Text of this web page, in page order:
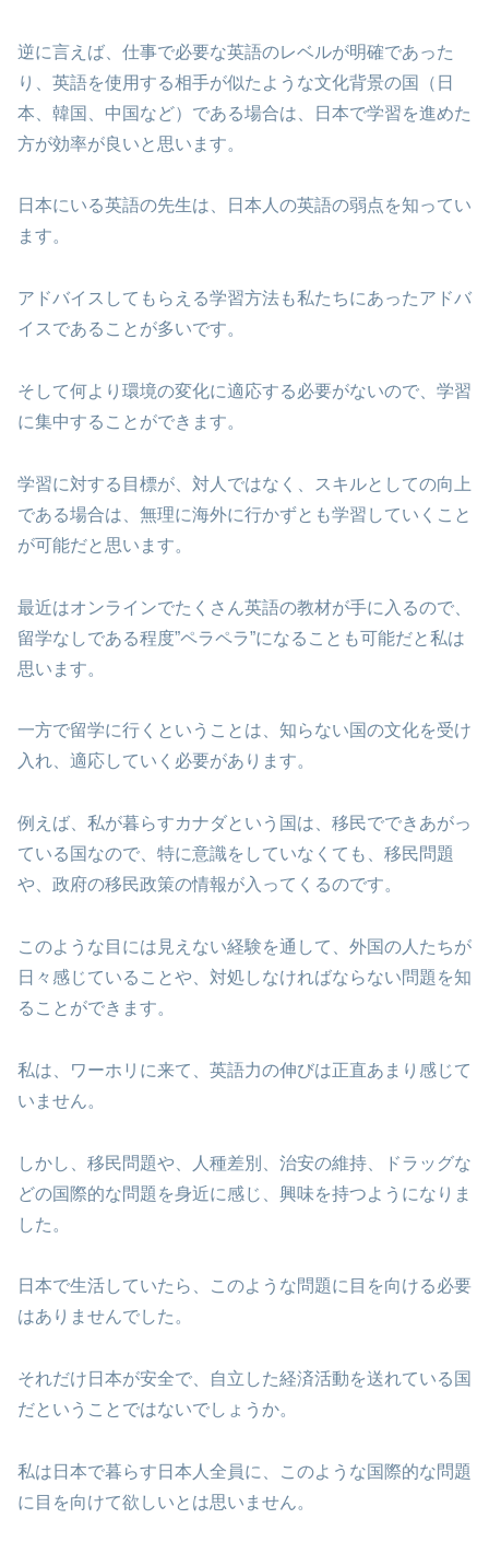
逆に言えば、仕事で必要な英語のレベルが明確であった
り、英語を使用する相手が似たような文化背景の国（日
本、韓国、中国など）である場合は、日本で学習を進めた
方が効率が良いと思います。
日本にいる英語の先生は、日本人の英語の弱点を知ってい
ます。
アドバイスしてもらえる学習方法も私たちにあったアドバ
イスであることが多いです。
そして何より環境の変化に適応する必要がないので、学習
に集中することができます。
学習に対する目標が、対人ではなく、スキルとしての向上
である場合は、無理に海外に行かずとも学習していくこと
が可能だと思います。
最近はオンラインでたくさん英語の教材が手に入るので、
留学なしである程度”ペラペラ”になることも可能だと私は
思います。
一方で留学に行くということは、知らない国の文化を受け
入れ、適応していく必要があります。
例えば、私が暮らすカナダという国は、移民でできあがっ
ている国なので、特に意識をしていなくても、移民問題
や、政府の移民政策の情報が入ってくるのです。
このような目には見えない経験を通して、外国の人たちが
日々感じていることや、対処しなければならない問題を知
ることができます。
私は、ワーホリに来て、英語力の伸びは正直あまり感じて
いません。
しかし、移民問題や、人種差別、治安の維持、ドラッグな
どの国際的な問題を身近に感じ、興味を持つようになりま
した。
日本で生活していたら、このような問題に目を向ける必要
はありませんでした。
それだけ日本が安全で、自立した経済活動を送れている国
だということではないでしょうか。
私は日本で暮らす日本人全員に、このような国際的な問題
に目を向けて欲しいとは思いません。